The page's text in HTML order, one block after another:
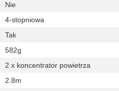
Nie
4-stopniowa
Tak
582g
2 x koncentrator powietrza
2.8m